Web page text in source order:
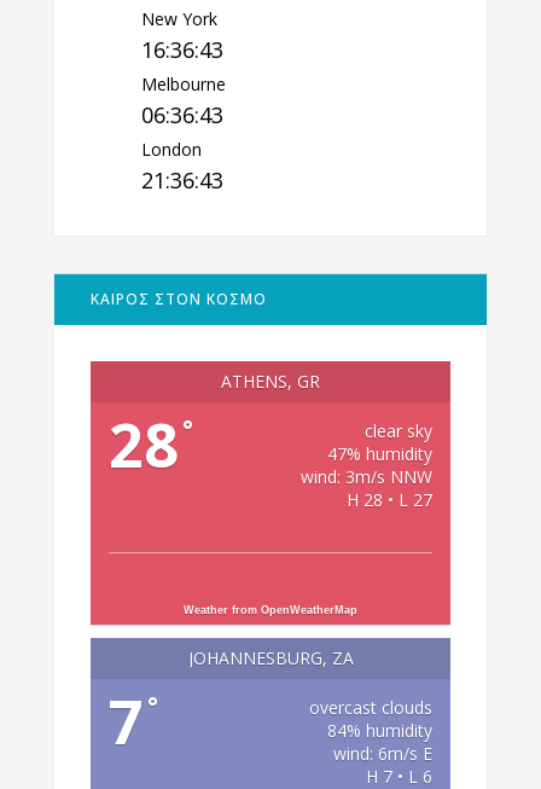
New York
16:36:44
Melbourne
06:36:44
London
21:36:44
ΚΑΙΡΟΣ ΣΤΟΝ ΚΟΣΜΟ
ATHENS, GR
28°
clear sky
47% humidity
wind: 3m/s NNW
H 28 • L 27
Weather from OpenWeatherMap
JOHANNESBURG, ZA
7 °
overcast clouds
84% humidity
wind: 6m/s E
H 7 • L 6